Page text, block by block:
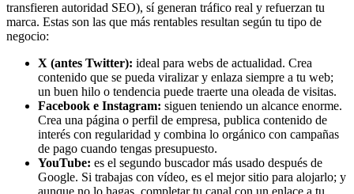
transfieren autoridad SEO), sí generan tráfico real y refuerzan tu
marca. Estas son las que más rentables resultan según tu tipo de
negocio:
X (antes Twitter): ideal para webs de actualidad. Crea
contenido que se pueda viralizar y enlaza siempre a tu web;
un buen hilo o tendencia puede traerte una oleada de visitas.
Facebook e Instagram: siguen teniendo un alcance enorme.
Crea una página o perfil de empresa, publica contenido de
interés con regularidad y combina lo orgánico con campañas
de pago cuando tengas presupuesto.
YouTube: es el segundo buscador más usado después de
Google. Si trabajas con vídeo, es el mejor sitio para alojarlo; y